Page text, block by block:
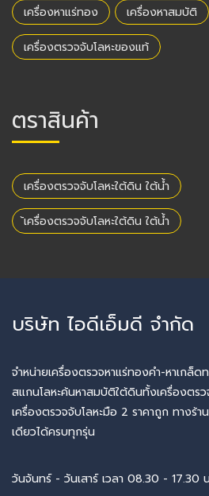
เครื่องหาแร่ทอง เครื่องหาสมบัติ
เครื่องตรวจจับโลหะของแท้
ตราสินค้า
เครื่องตรวจจับโลหะใต้ดิน ใต้น้ำ
้เครื่องตรวจจับโลหะใต้ดิน ใต้น้ำ
บริษัท ไอดีเอ็มดี จำกัด
จำหน่ายเครื่องตรวจหาแร่ทองคำ-หาเกล็ด
สแกนโลหะค้นหาสมบัติใต้ดินทั้งเครื่องตรว
เครื่องตรวจจับโลหะมือ 2 ราคาถูก ทางร้
เดียวได้ครบทุกรุ่น
วันจันทร์ - วันเสาร์ เวลา 08.30 - 17.30